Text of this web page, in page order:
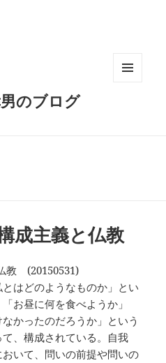
のブログ
成主義と仏教
教 (20150531)
はどのようなものか」とい
お昼に何を食べようか」
かったのだろうか」という
、構成されている。自我
いて、問いの前提や問いの